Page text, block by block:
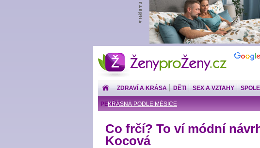
ŽenyproŽeny.cz
ZDRAVÍ A KRÁSA DĚTI SEX A VZTAHY
KRÁSNÁ PODLE MĚSÍCE
PENÍZE
Co frčí? To ví módní
Kocová